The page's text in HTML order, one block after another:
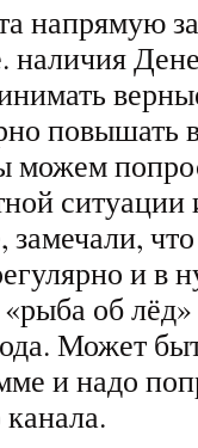
напрямую
наличия
повышать
замечали,
и
об
Может
и надо